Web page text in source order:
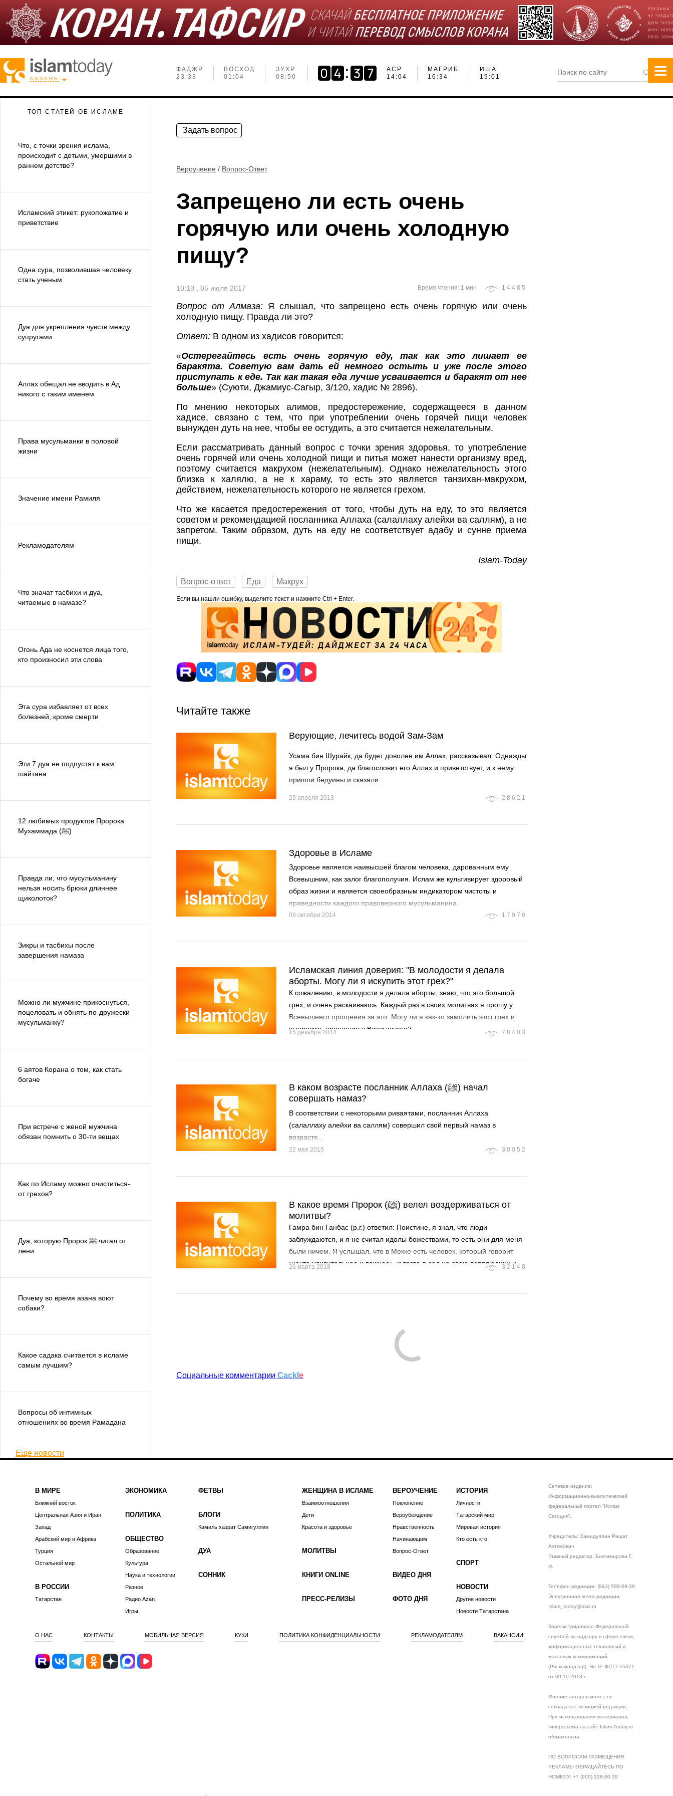
КАЗАНЬ
ФАДЖР
23:33
ВОСХОД
01:04
ЗУХР
08:50
АСР
14:04
МАГРИБ
16:34
ИША
19:01
ТОП СТАТЕЙ ОБ ИСЛАМЕ
Что, с точки зрения ислама,
происходит с детьми, умершими в
раннем детстве?
Исламский этикет: рукопожатие и
приветствие
Одна сура, позволившая человеку
стать ученым
Дуа для укрепления чувств между
супругами
Аллах обещал не вводить в Ад
никого с таким именем
Права мусульманки в половой
жизни
Значение имени Рамиля
Рекламодателям
Что значат тасбихи и дуа,
читаемые в намазе?
Огонь Ада не коснется лица того,
кто произносил эти слова
Эта сура избавляет от всех
болезней, кроме смерти
Эти 7 дуа не подпустят к вам
шайтана
12 любимых продуктов Пророка
Мухаммада (ﷺ)
Правда ли, что мусульманину
нельзя носить брюки длиннее
щиколоток?
Зикры и тасбихы после
завершения намаза
Можно ли мужчине прикоснуться,
поцеловать и обнять по-дружески
мусульманку?
6 аятов Корана о том, как стать
богаче
При встрече с женой мужчина
обязан помнить о 30-ти вещах
Как по Исламу можно очиститься­
от грехов?
Дуа, которую Пророк ﷺ читал от
лени
Почему во время азана воют
собаки?
Какое садака считается в исламе
самым лучшим?
Вопросы об интимных
отношениях во время Рамадана
Еще новости
Задать вопрос
Вероучение / Вопрос-Ответ
Запрещено ли есть очень
горячую или очень холодную
пищу?
10:10 , 05 июля 2017 Время чтения: 1 мин 14485
Вопрос от Алмаза:Я слышал, что запрещено есть очень горячую или очень
холодную пищу. Правда ли это?
Ответ: В одном из хадисов говорится:
«Остерегайтесь есть очень горячую еду, так как это лишает ее
баракята. Советую вам дать ей немного остыть и уже после этого
приступать к еде. Так как такая еда лучше усваивается и баракят от нее
больше» (Суюти, Джамиус-Сагыр, 3/120, хадис № 2896).
По мнению некоторых алимов, предостережение, содержащееся в данном
хадисе, связано с тем, что при употреблении очень горячей пищи человек
вынужден дуть на нее, чтобы ее остудить, а это считается нежелательным.
Если рассматривать данный вопрос с точки зрения здоровья, то употребление
очень горячей или очень холодной пищи и питья может нанести организму вред,
поэтому считается макрухом (нежелательным). Однако нежелательность этого
близка к халялю, а не к хараму, то есть это является танзихан-макрухом,
действием, нежелательность которого не является грехом.
Что же касается предостережения от того, чтобы дуть на еду, то это является
советом и рекомендацией посланника Аллаха (салаллаху алейхи ва саллям), а не
запретом. Таким образом, дуть на еду не соответствует адабу и сунне приема
пищи.
Islam-Today
Вопрос-ответ Еда Макрух
Если вы нашли ошибку, выделите текст и нажмите Ctrl + Enter.
Читайте также
Верующие, лечитесь водой Зам-Зам
Усама бин Шурайк, да будет доволен им Аллах, рассказывал: Однажды
я был у Пророка, да благословит его Аллах и приветствует, и к нему
пришли бедуины и сказали...
29 апреля 2013 28621
Здоровье в Исламе
Здоровье является наивысшей благом человека, дарованным ему
Всевышним, как залог благополучия. Ислам же культивирует здоровый
образ жизни и является своеобразным индикатором чистоты и
праведности каждого правоверного мусульманина.
09 октября 2014 17978
Исламская линия доверия: "В молодости я делала
аборты. Могу ли я искупить этот грех?"
К сожалению, в молодости я делала аборты, знаю, что это большой
грех, и очень раскаиваюсь. Каждый раз в своих молитвах я прошу у
Всевышнего прощения за это. Могу ли я как-то замолить этот грех и
выпросить прощение у Всевышнего?
15 декабря 2014 78403
В каком возрасте посланник Аллаха (ﷺ) начал
совершать намаз?
В соответствии с некоторыми риваятами, посланник Аллаха
(салаллаху алейхи ва саллям) совершил свой первый намаз в
возрасте...
22 мая 2015 30052
В какое время Пророк (ﷺ) велел воздерживаться от
молитвы?
Гамра бин Ганбас (р.г.) ответил: Поистине, я знал, что люди
заблуждаются, и я не считал идолы божествами, то есть они для меня
были ничем. Я услышал, что в Мекке есть человек, который говорит
(нечто удивительное и важное). И тогда я сел на свою верблюдицу и
26 марта 2018 32148
Социальные комментарии Cackl e
В МИРЕ
Ближний восток
Центральная Азия и Иран
Запад
Арабский мир и Африка
Турция
Остальной мир
В РОССИИ
Татарстан
ЭКОНОМИКА
ПОЛИТИКА
ОБЩЕСТВО
Образование
Культура
Наука и технологии
Разное
Радио Azan
Игры
ФЕТВЫ
БЛОГИ
Камиль хазрат Самигуллин
ДУА
СОННИК
ЖЕНЩИНА В ИСЛАМЕ
Взаимоотношения
Дети
Красота и здоровье
МОЛИТВЫ
КНИГИ ONLINE
ПРЕСС-РЕЛИЗЫ
ВЕРОУЧЕНИЕ
Поклонение
Вероубеждение
Нравственность
Начинающим
Вопрос-Ответ
ВИДЕО ДНЯ
ФОТО ДНЯ
ИСТОРИЯ
Личности
Татарский мир
Мировая история
Кто есть кто
СПОРТ
НОВОСТИ
Другие новости
Новости Татарстана
О НАС КОНТАКТЫ МОБИЛЬНАЯ ВЕРСИЯ КУКИ ПОЛИТИКА КОНФИДЕНЦИАЛЬНОСТИ РЕКЛАМОДАТЕЛЯМ ВАКАНСИИ
Сетевое издание:
Информационно-аналитический
федеральный портал “Ислам
Сегодня”.
Учредитель: Хамидуллин Ришат
Ахтямович
Главный редактор: Биктимирова Г.
И.
Телефон редакции: (843) 598-09-39
Электронная почта редакции:
Islam_today@mail.ru
Зарегистрировано Федеральной
службой по надзору в сфере связи,
информационных технологий и
массовых коммуникаций
(Роскомнадзор). Эл № ФС77-55671
от 09.10.2013 г.
Мнение авторов может не
совпадать с позицией редакции.
При использовании материалов,
гиперссылка на сайт Islam-Today.ru
обязательна.
ПО ВОПРОСАМ РАЗМЕЩЕНИЯ
РЕКЛАМЫ ОБРАЩАЙТЕСЬ ПО
НОМЕРУ: +7 (900) 328-00-39